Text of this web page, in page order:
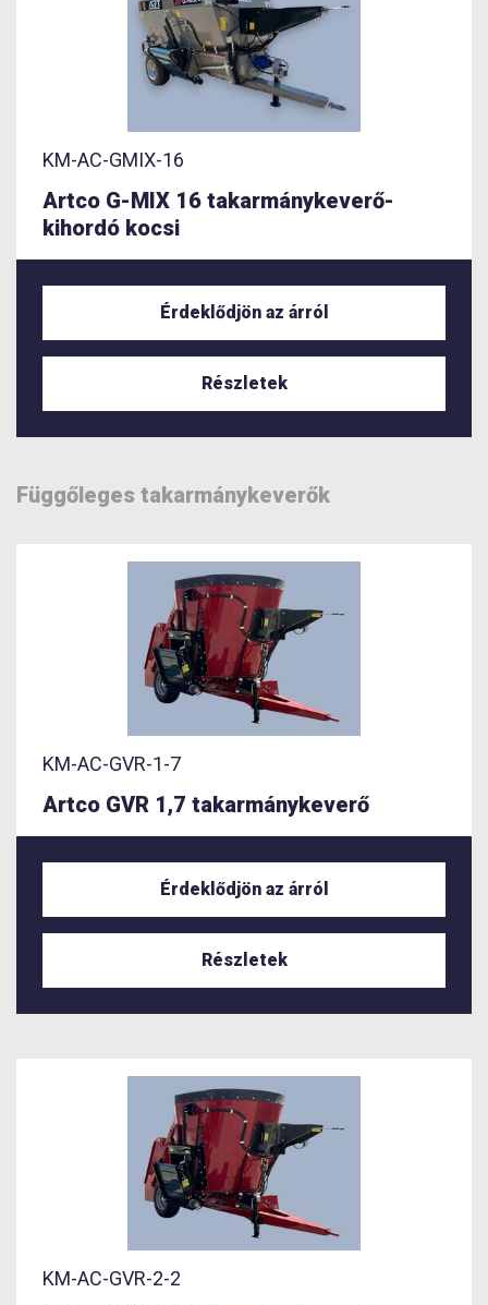
KM-AC-GMIX-16
Artco G-MIX 16 takarmánykeverő-
kihordó kocsi
Érdeklődjön az árról
Részletek
Függőleges takarmánykeverők
KM-AC-GVR-1-7
Artco GVR 1,7 takarmánykeverő
Érdeklődjön az árról
Részletek
KM-AC-GVR-2-2